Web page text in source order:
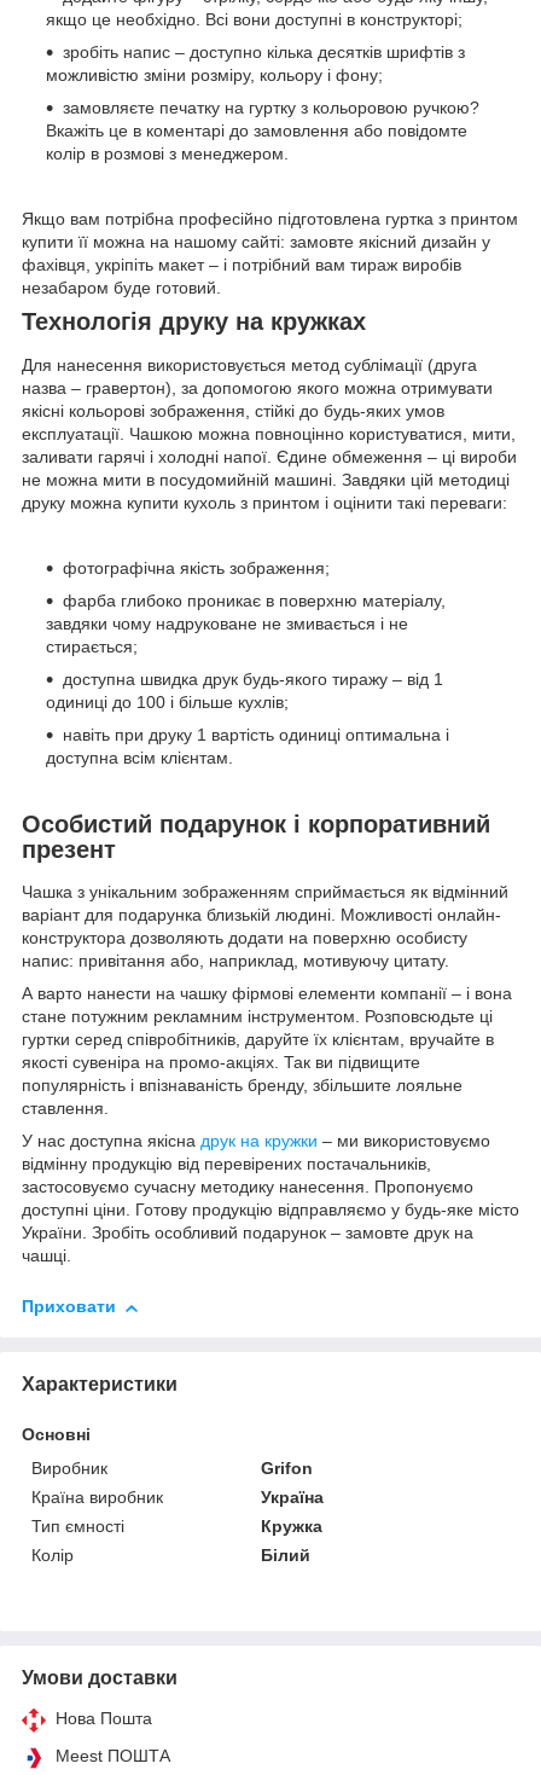
якщо це необхідно. Всі вони доступні в конструкторі;
зробіть напис – доступно кілька десятків шрифтів з
можливістю зміни розміру, кольору і фону;
замовляєте печатку на гуртку з кольоровою ручкою?
Вкажіть це в коментарі до замовлення або повідомте
колір в розмові з менеджером.
Якщо вам потрібна професійно підготовлена гуртка з принтом
купити її можна на нашому сайті: замовте якісний дизайн у
фахівця, укріпіть макет – і потрібний вам тираж виробів
незабаром буде готовий.
Технологія друку на кружках
Для нанесення використовується метод сублімації (друга
назва – гравертон), за допомогою якого можна отримувати
якісні кольорові зображення, стійкі до будь-яких умов
експлуатації. Чашкою можна повноцінно користуватися, мити,
заливати гарячі і холодні напої. Єдине обмеження – ці вироби
не можна мити в посудомийній машині. Завдяки цій методиці
друку можна купити кухоль з принтом і оцінити такі переваги:
фотографічна якість зображення;
фарба глибоко проникає в поверхню матеріалу,
завдяки чому надруковане не змивається і не
стирається;
доступна швидка друк будь-якого тиражу – від 1
одиниці до 100 і більше кухлів;
навіть при друку 1 вартість одиниці оптимальна і
доступна всім клієнтам.
Особистий подарунок і корпоративний
презент
Чашка з унікальним зображенням сприймається як відмінний
варіант для подарунка близькій людині. Можливості онлайн-
конструктора дозволяють додати на поверхню особисту
напис: привітання або, наприклад, мотивуючу цитату.
А варто нанести на чашку фірмові елементи компанії – і вона
стане потужним рекламним інструментом. Розповсюдьте ці
гуртки серед співробітників, даруйте їх клієнтам, вручайте в
якості сувеніра на промо-акціях. Так ви підвищите
популярність і впізнаваність бренду, збільшите лояльне
ставлення.
У нас доступна якісна друк на кружки – ми використовуємо
відмінну продукцію від перевірених постачальників,
застосовуємо сучасну методику нанесення. Пропонуємо
доступні ціни. Готову продукцію відправляємо у будь-яке місто
України. Зробіть особливий подарунок – замовте друк на
чашці.
Приховати
Характеристики
Основні
Виробник
Grifon
Країна виробник
Україна
Тип ємності
Кружка
Колір
Білий
Умови доставки
Нова Пошта
Meest ПОШТА